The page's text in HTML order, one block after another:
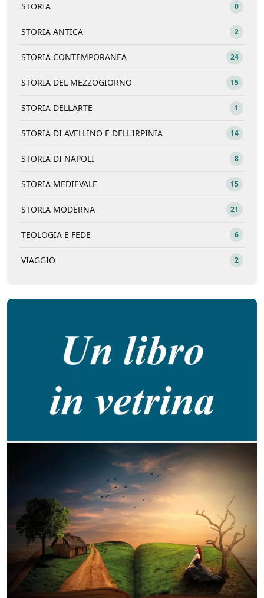
STORIA 0
STORIA ANTICA 2
STORIA CONTEMPORANEA 24
STORIA DEL MEZZOGIORNO 15
STORIA DELL'ARTE 1
STORIA DI AVELLINO E DELL'IRPINIA 14
STORIA DI NAPOLI 8
STORIA MEDIEVALE 15
STORIA MODERNA 21
TEOLOGIA E FEDE 6
VIAGGIO 2